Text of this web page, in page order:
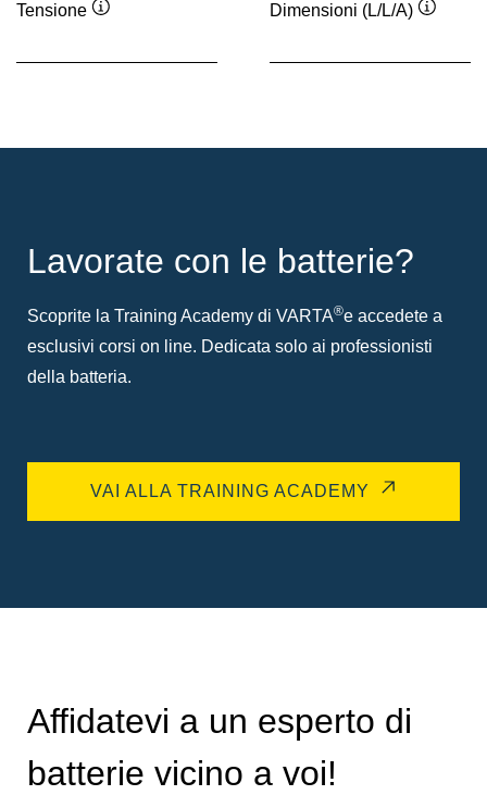
Tensione
Dimensioni (L/L/A)
Lavorate con le batterie?
Scoprite la Training Academy di VARTA®e accedete a
esclusivi corsi on line. Dedicata solo ai professionisti
della batteria.
VAI ALLA TRAINING ACADEMY
Affidatevi a un esperto di
batterie vicino a voi!